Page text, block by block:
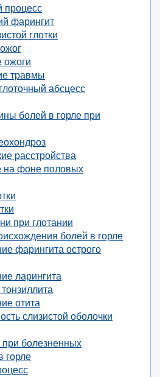
процесс
фарингит
глотки
ожоги
травмы
абсцесс
болей в горле при
расстройства
на фоне половых
при глотании
болей в горле
фарингита острого
ларингита
отита
слизистой оболочки
болезненных
горле